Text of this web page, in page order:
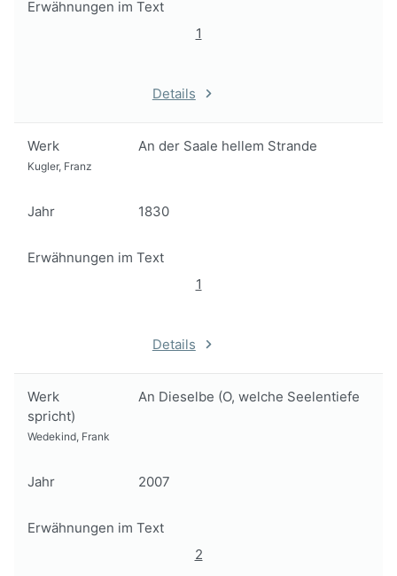
Erwähnungen im Text
1
Details
Werk An der Saale hellem Strande
Kugler, Franz
Jahr 1830
Erwähnungen im Text
1
Details
Werk
An Dieselbe (O, welche Seelentiefe
spricht)
Wedekind, Frank
Jahr 2007
Erwähnungen im Text
2